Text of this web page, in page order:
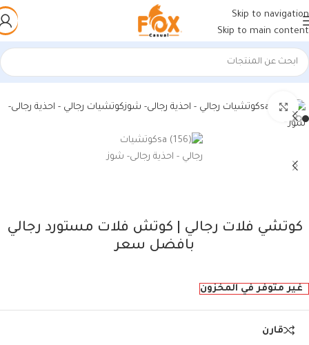
Skip to navigation
Skip to main content
الرئيسية/أحذية رجالي/كوتشي رجالي
اضغط للتكبير
كوتشي فلات رجالي | كوتش فلات مستورد رجالي
بافضل سعر
غير متوفر في المخزون
قارن